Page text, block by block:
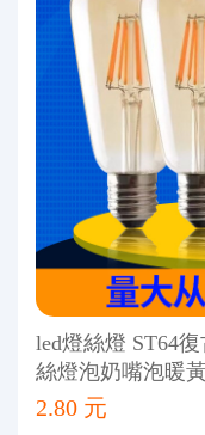
led燈絲燈 ST64
絲燈泡奶嘴泡暖
2.80 元